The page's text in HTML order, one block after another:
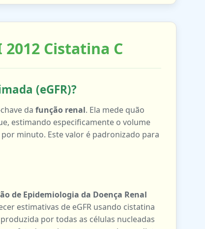
2012 Cistatina C
(eGFR)?
da função renal. Ela mede quão
estimando especificamente o volume
minuto. Este valor é padronizado para
de Epidemiologia da Doença Renal
estimativas de eGFR usando cistatina
por todas as células nucleadas